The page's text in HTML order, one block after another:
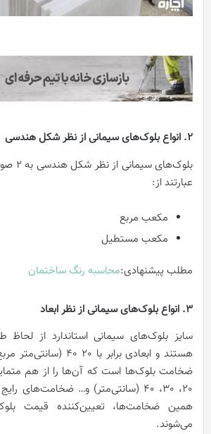
2. انواع بلوک‌های سیمانی از نظر شکل هندسی
عبارتند از:
مکعب مربع
مکعب مستطیل
مطلب پیشنهادی:محاسبه رنگ ساختمان
3. انواع بلوک‌های سیمانی از نظر ابعاد
سایز بلوک‌های سیمانی استاندارد از لحاظ
هستند و ابعادی برابر با
20، 30، 40 (سانتی‌متر) و… ضخامت‌های
همین ضخامت‌ها، تعیین‌کننده قیمت
می‌شوند.